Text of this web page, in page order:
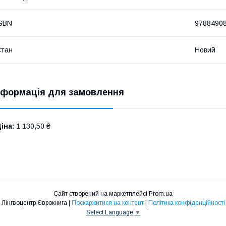
Новий
для замовлення
1 130,50 ₴
Сайт створений на маркетплейсі Prom.ua
Поскаржитися на контент
Політика конфіденційності
Select Language ▼